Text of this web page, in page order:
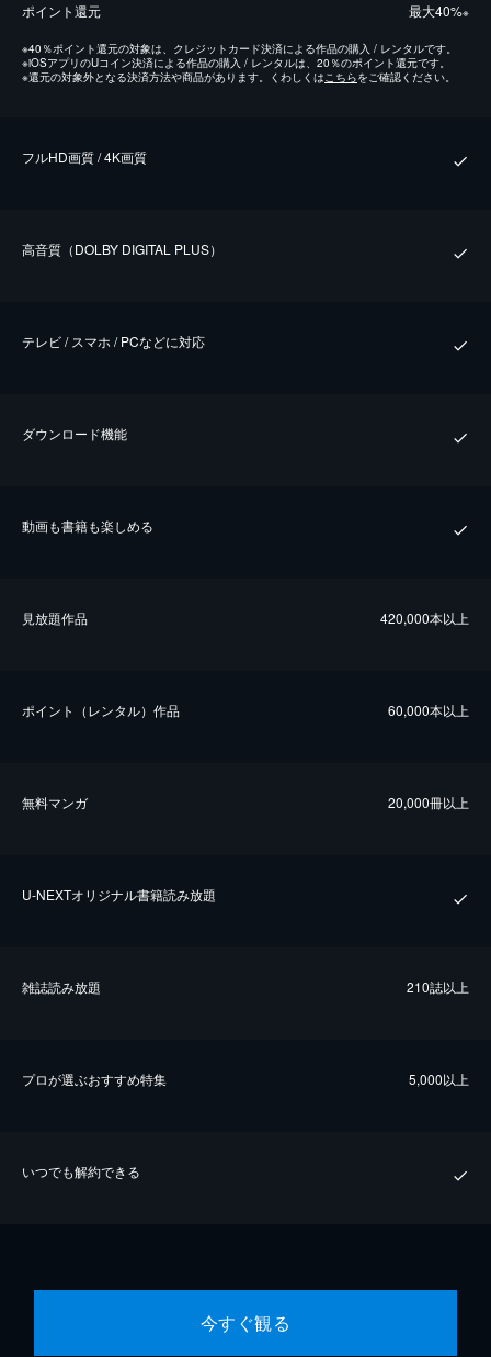
ポイント還元 最⼤40%※
※40％ポイント還元の対象は、クレジットカード決済による作品の購入 / レンタルです。
※iOSアプリのUコイン決済による作品の購入 / レンタルは、20％のポイント還元です。
※還元の対象外となる決済方法や商品があります。くわしくはこちらをご確認ください。
フルHD画質 / 4K画質
⾼⾳質（DOLBY DIGITAL PLUS）
テレビ / スマホ / PCなどに対応
ダウンロード機能
動画も書籍も楽しめる
⾒放題作品 420,000本以上
ポイント（レンタル）作品 60,000本以上
無料マンガ 20,000冊以上
U-NEXTオリジナル書籍読み放題
雑誌読み放題 210誌以上
プロが選ぶおすすめ特集 5,000以上
いつでも解約できる
今すぐ観る